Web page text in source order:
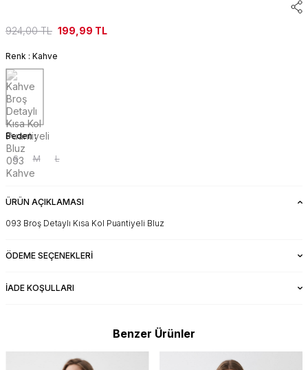
924,00TL 199,99 TL
Renk : Kahve
Beden :
S M L
ÜRÜN AÇIKLAMASI
093 Broş Detaylı Kısa Kol Puantiyeli Bluz
ÖDEME SEÇENEKLERI
İADE KOŞULLARI
Benzer Ürünler